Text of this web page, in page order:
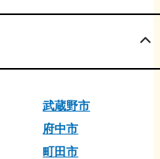
武蔵野市
府中市
町田市